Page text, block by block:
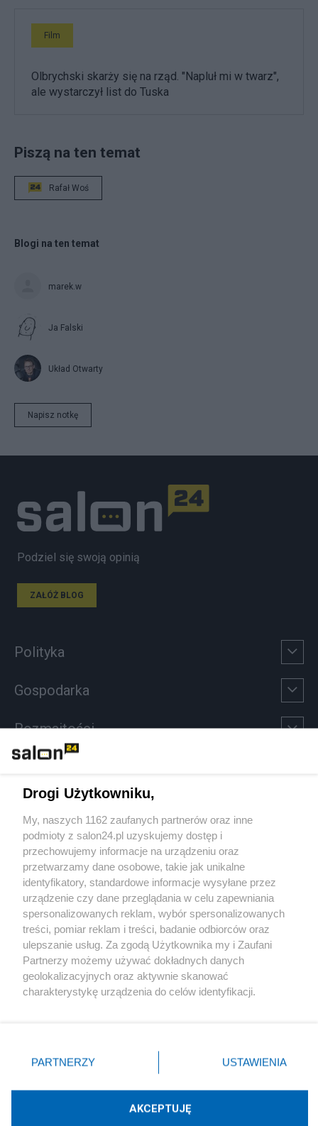
Film
Olbrychski skarży się na rząd. "Napluł mi w twarz",
ale wystarczył list do Tuska
Piszą na ten temat
Rafał Woś
Blogi na ten temat
marek.w
Ja Falski
Układ Otwarty
Napisz notkę
Podziel się swoją opinią
ZAŁÓŻ BLOG
Polityka
Gospodarka
Rozmaitości
Sport
Społeczeństwo
Kultura
X Facebook Instagram Youtube
Drogi Użytkowniku,
My, naszych 1162 zaufanych partnerów oraz inne
podmioty z salon24.pl uzyskujemy dostęp i
przechowujemy informacje na urządzeniu oraz
przetwarzamy dane osobowe, takie jak unikalne
identyfikatory, standardowe informacje wysyłane przez
urządzenie czy dane przeglądania w celu zapewniania
spersonalizowanych reklam, wybór spersonalizowanych
treści, pomiar reklam i treści, badanie odbiorców oraz
ulepszanie usług. Za zgodą Użytkownika my i Zaufani
Partnerzy możemy używać dokładnych danych
geolokalizacyjnych oraz aktywnie skanować
charakterystykę urządzenia do celów identyfikacji.
zmienić/wycofać klikając przycisk ustawień prywatności
znajdujący się w lewym dolnym rogu strony
rodzaje przetwarzania danych nie wymagają zgody
użytkownika, ale masz prawo sprzeciwić się takiemu
przetwarzaniu. Preferencje będą miały zastosowania tylko
PARTNERZY USTAWIENIA
AKCEPTUJĘ